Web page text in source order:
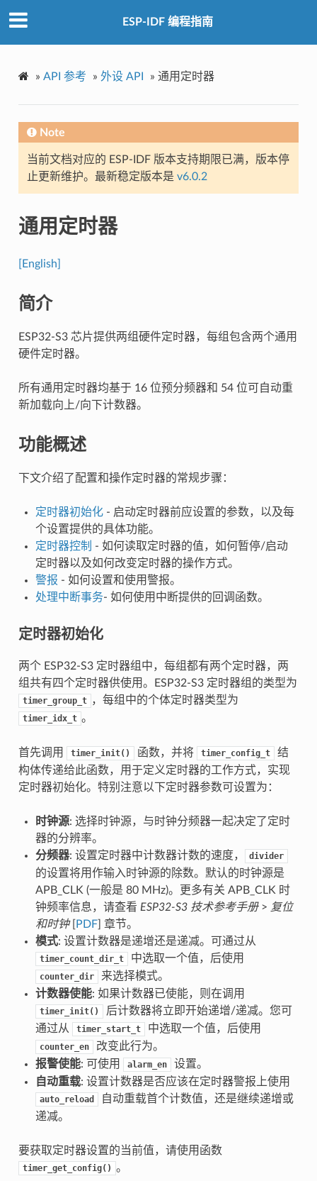
ESP-IDF 编程指南
» API 参考 » 外设 API » 通用定时器
Note
当前文档对应的 ESP-IDF 版本支持期限已满，版本停
止更新维护。最新稳定版本是 v6.0.2
通用定时器
[English]
简介
ESP32-S3 芯片提供两组硬件定时器，每组包含两个通用
硬件定时器。
所有通用定时器均基于 16 位预分频器和 54 位可自动重
新加载向上/向下计数器。
功能概述
下文介绍了配置和操作定时器的常规步骤：
定时器初始化- 启动定时器前应设置的参数，以及每
个设置提供的具体功能。
定时器控制 - 如何读取定时器的值，如何暂停/启动
定时器以及如何改变定时器的操作方式。
警报 - 如何设置和使用警报。
处理中断事务- 如何使用中断提供的回调函数。
定时器初始化
两个 ESP32-S3 定时器组中，每组都有两个定时器，两
组共有四个定时器供使用。ESP32-S3 定时器组的类型为
timer_group_t ，每组中的个体定时器类型为
timer_idx_t 。
首先调用 timer_init() 函数，并将 timer_config_t
结
构体传递给此函数，用于定义定时器的工作方式，实现
定时器初始化。特别注意以下定时器参数可设置为：
时钟源: 选择时钟源，与时钟分频器一起决定了定时
器的分辨率。
分频器: 设置定时器中计数器计数的速度， divider
的设置将用作输入时钟源的除数。默认的时钟源是
APB_CLK (一般是 80 MHz)。更多有关 APB_CLK 时
钟频率信息，请查看 ESP32-S3 技术参考手册> 复位
和时钟[ PDF] 章节。
模式: 设置计数器是递增还是递减。可通过从
timer_count_dir_t 中选取一个值，后使用
counter_dir
来选择模式。
计数器使能: 如果计数器已使能，则在调用
timer_init()
后计数器将立即开始递增/递减。您可
通过从
timer_start_t 中选取一个值，后使用
counter_en
改变此行为。
报警使能: 可使用 alarm_en
设置。
自动重载: 设置计数器是否应该在定时器警报上使用
auto_reload
自动重载首个计数值，还是继续递增或
递减。
要获取定时器设置的当前值，请使用函数
timer_get_config() 。